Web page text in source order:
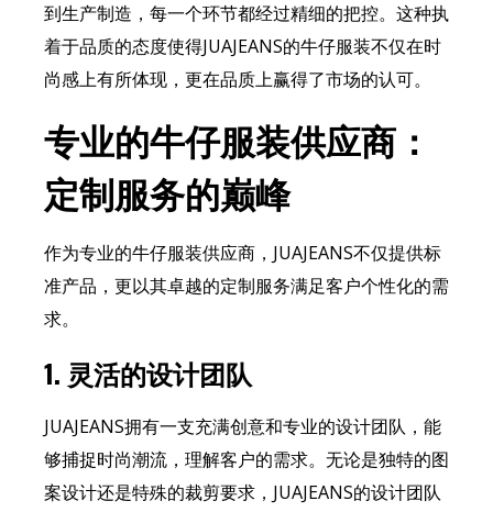
到生产制造，每一个环节都经过精细的把控。这种执
着于品质的态度使得JUAJEANS的牛仔服装不仅在时
尚感上有所体现，更在品质上赢得了市场的认可。
专业的牛仔服装供应商：
定制服务的巅峰
作为专业的牛仔服装供应商，JUAJEANS不仅提供标
准产品，更以其卓越的定制服务满足客户个性化的需
求。
1. 灵活的设计团队
JUAJEANS拥有一支充满创意和专业的设计团队，能
够捕捉时尚潮流，理解客户的需求。无论是独特的图
案设计还是特殊的裁剪要求，JUAJEANS的设计团队